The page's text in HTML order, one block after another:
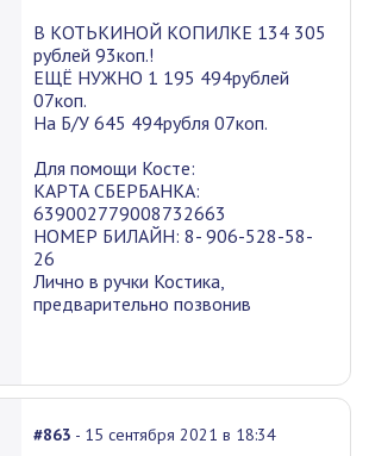
В КОТЬКИНОЙ КОПИЛКЕ 134 305
рублей 93коп.!
ЕЩЁ НУЖНО 1 195 494рублей
07коп.
На Б/У 645 494рубля 07коп.
Для помощи Косте:
КАРТА СБЕРБАНКА:
639002779008732663
НОМЕР БИЛАЙН: 8- 906-528-58-
26
Лично в ручки Костика,
предварительно позвонив
#863 - 15 сентября 2021 в 18:34